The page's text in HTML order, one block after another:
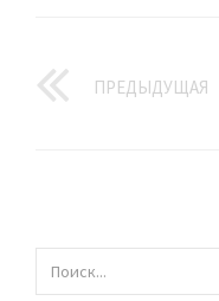
ПРЕДЫДУЩАЯ